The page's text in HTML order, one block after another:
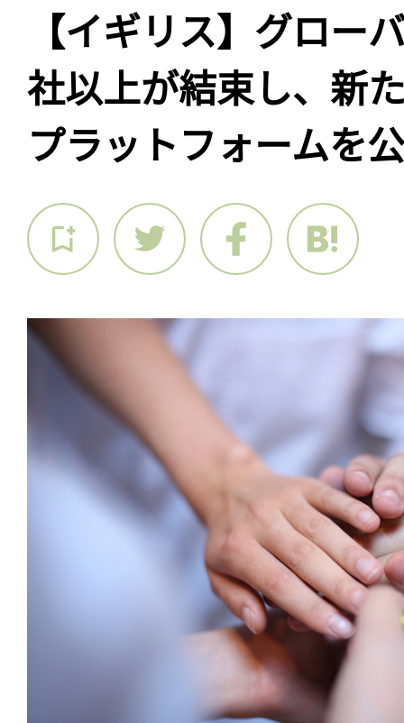
【イギリス】グロー
社以上が結束し、新
プラットフォームを